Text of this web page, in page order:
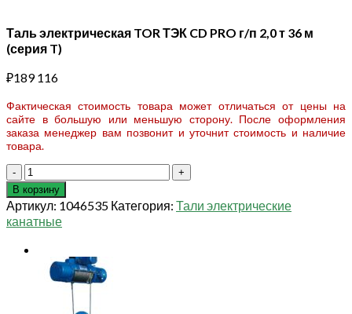
Таль электрическая TOR ТЭК CD PRO г/п 2,0 т 36 м
(серия T)
₽189 116
Фактическая стоимость товара может отличаться от цены на
сайте в большую или меньшую сторону. После оформления
заказа менеджер вам позвонит и уточнит стоимость и наличие
товара.
Количество
товара
Таль
электрическая
TOR
ТЭК
В корзину
Артикул: 1046535 Категория: Тали электрические
канатные